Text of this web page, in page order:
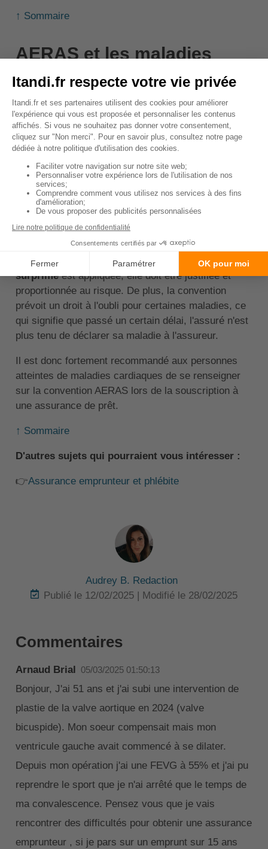
↑ Sommaire
AERAS et les maladies
cardiaques
La convention AERAS (s'Assurer et Emprunter avec
un Risque Aggravé de Santé) est un dispositif mis en
place pour faciliter l'accès à l'assurance et au crédit
des personnes présentant un risque de santé
aggravé, comme une maladie cardiaque. Elle permet
à ces personnes de bénéficier de conditions
d'assurance plus favorables et de garanties
adaptées à leur situation.
Grâce à AERAS, les assureurs s'engagent à étudier
chaque demande individuellement et à proposer une
solution d'assurance lorsque c'est possible. Si une
surprimeest appliquée, elle doit être justifiée et
proportionnée au risque. De plus, la convention
prévoit un droit à l'oubli pour certaines maladies, ce
qui signifie que passé un certain délai, l'assuré n'est
plus tenu de déclarer sa maladie à l'assureur.
Il est donc fortement recommandé aux personnes
atteintes de maladies cardiaques de se renseigner
sur la convention AERAS lors de la souscription à
une assurance de prêt.
↑ Sommaire
D'autres sujets qui pourraient vous intéresser :
👉Assurance emprunteur et phlébite
Audrey B. Redaction
Publié le 12/02/2025 | Modifié le 28/02/2025
Commentaires
Arnaud Brial 05/03/2025 01:50:13
Bonjour, J'ai 51 ans et j'ai subi une intervention de
plastie de la valve aortique en 2024 (valve
bicuspide). Mon soeur compensait mais mon
ventricule gauche avait commencé à se dilater.
Depuis mon opération j'ai une FEVG à 55% et j'ai pu
reprendre le sport que je n'ai arrêté que le temps de
ma convalescence. Pensez vous que je vais
rencontrer des difficultés pour obtenir une assurance
emprunteur , si je pars sur un emprunt sur 15 ans